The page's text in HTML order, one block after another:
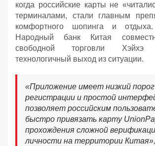
когда российские карты не
терминалами, стали главным
комфортного шопинга и
Народный банк Китая
свободной торговли Хэйхэ
технологичный выход из ситуации.
«Приложение имеет низкий порог
регистрации и простой
позволяет российским
быстро привязать карту
прохождения сложной
личности на территории